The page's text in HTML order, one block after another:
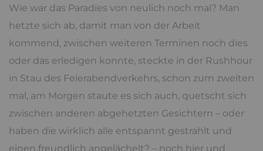
Wie war das Paradies von neulich noch mal? Man
hetzte sich ab, damit man von der Arbeit
kommend, zwischen weiteren Terminen noch dies
oder das erledigen konnte, steckte in der Rushhour
in Stau des Feierabendverkehrs, schon zum zweiten
mal, am Morgen staute es sich auch, quetscht sich
zwischen anderen abgehetzten Gesichtern – oder
haben die wirklich alle entspannt gestrahlt und
einen freundlich angelächelt? – noch hier und